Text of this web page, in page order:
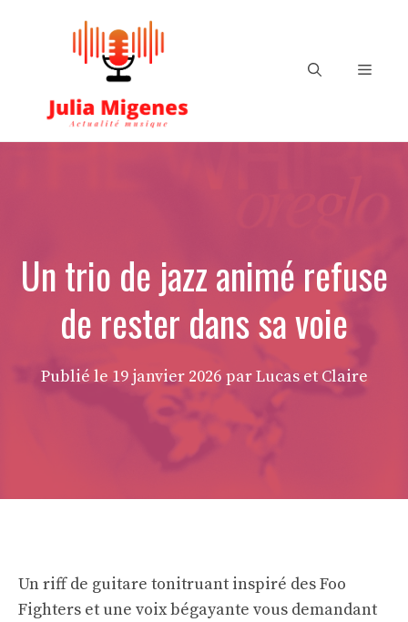
Menu
Un trio de jazz animé refuse
de rester dans sa voie
Publié le 19 janvier 2026 par Lucas et Claire
Un riff de guitare tonitruant inspiré des Foo
Fighters et une voix bégayante vous demandant